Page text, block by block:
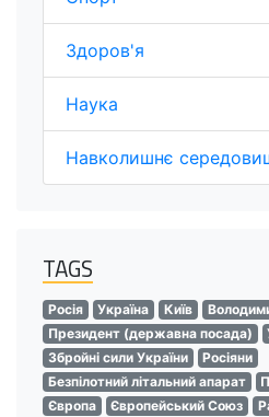
Здоров'я
Наука
Навколишнє
TAGS
Росія Україна Київ
Президент (державна посада)
Збройні сили України
Росіяни
Безпілотний літальний апарат
Європа
Європейський Союз